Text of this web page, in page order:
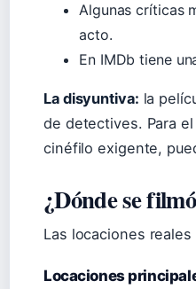
Algunas críticas
acto.
En IMDb tiene
La disyuntiva: la
de detectives. Para
cinéfilo exigente,
¿Dónde se
Las locaciones
Locaciones